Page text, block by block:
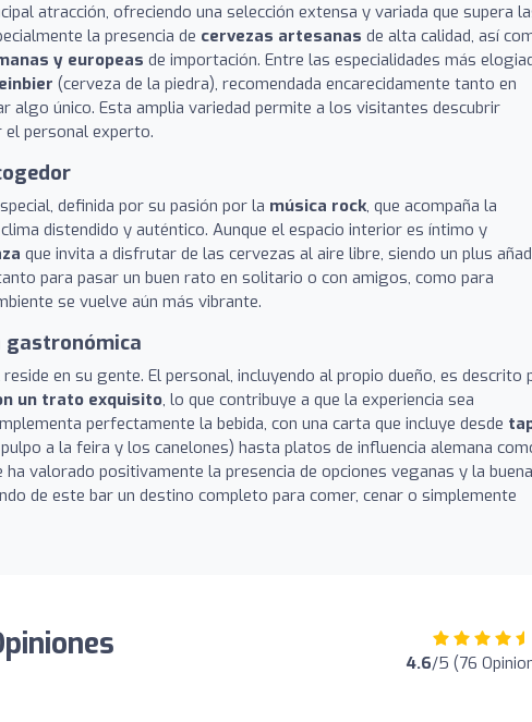
atracción, ofreciendo una selección extensa y variada que supera
la presencia de cervezas artesanas de alta calidad, así
y europeas de importación. Entre las especialidades más
(cerveza de la piedra), recomendada encarecidamente tanto en
algo único. Esta amplia variedad permite a los visitantes descubrir
el personal experto.
definida por su pasión por la música rock, que acompaña la
distendido y auténtico. Aunque el espacio interior es íntimo y
que invita a disfrutar de las cervezas al aire libre, siendo un plus
para pasar un buen rato en solitario o con amigos, como para
se vuelve aún más vibrante.
gastronómica
en su gente. El personal, incluyendo al propio dueño, es descrito
un trato exquisito, lo que contribuye a que la experiencia sea
perfectamente la bebida, con una carta que incluye desde
a la feira y los canelones) hasta platos de influencia alemana
valorado positivamente la presencia de opciones veganas y la buena
de este bar un destino completo para comer, cenar o simplemente
4.6/5 (76